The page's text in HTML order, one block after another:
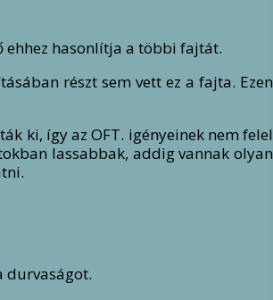
ehhez hasonlítja a többi fajtát.
részt sem vett ez a fajta. Ezen
ki, így az OFT. igényeinek nem felel
lassabbak, addig vannak olyan
durvaságot.